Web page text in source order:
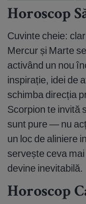
Horoscop
Cuvinte cheie:
Mercur și Marte
activând un nou
inspirație, idei de
schimba direcția
Scorpion te invită
sunt pure — nu
un loc de aliniere
servește ceva
devine inevitabilă.
Horoscop